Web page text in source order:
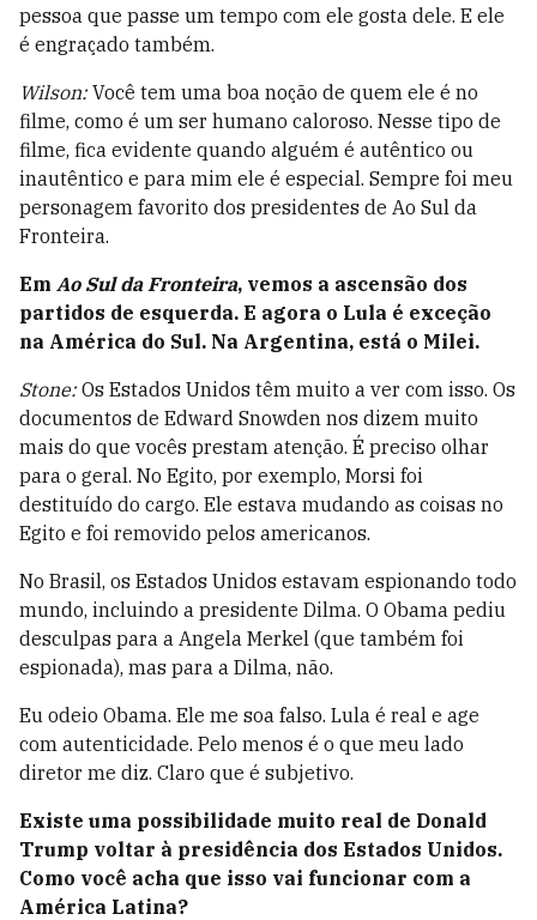
pessoa que passe um tempo com ele gosta dele. E ele
é engraçado também.
Wilson:Você tem uma boa noção de quem ele é no
filme, como é um ser humano caloroso. Nesse tipo de
filme, fica evidente quando alguém é autêntico ou
inautêntico e para mim ele é especial. Sempre foi meu
personagem favorito dos presidentes de Ao Sul da
Fronteira.
Em Ao Sul da Fronteira, vemos a ascensão dos
partidos de esquerda. E agora o Lula é exceção
na América do Sul. Na Argentina, está o Milei.
Stone:Os Estados Unidos têm muito a ver com isso. Os
documentos de Edward Snowden nos dizem muito
mais do que vocês prestam atenção. É preciso olhar
para o geral. No Egito, por exemplo, Morsi foi
destituído do cargo. Ele estava mudando as coisas no
Egito e foi removido pelos americanos.
No Brasil, os Estados Unidos estavam espionando todo
mundo, incluindo a presidente Dilma. O Obama pediu
desculpas para a Angela Merkel (que também foi
espionada), mas para a Dilma, não.
Eu odeio Obama. Ele me soa falso. Lula é real e age
com autenticidade. Pelo menos é o que meu lado
diretor me diz. Claro que é subjetivo.
Existe uma possibilidade muito real de Donald
Trump voltar à presidência dos Estados Unidos.
Como você acha que isso vai funcionar com a
América Latina?